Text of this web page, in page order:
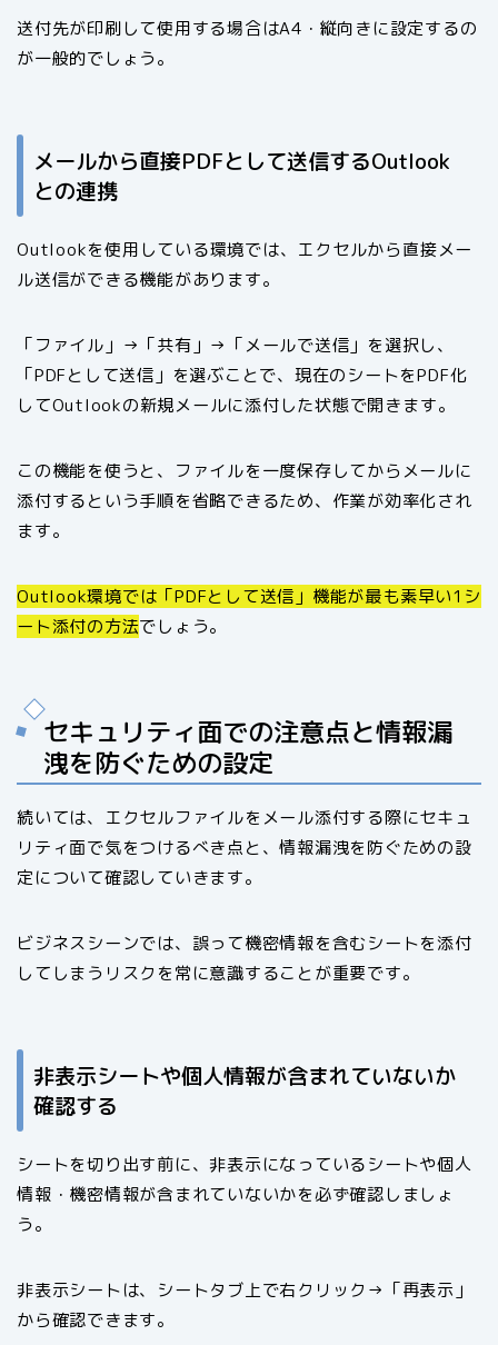
送付先が印刷して使用する場合はA4・縦向きに設定するの
が一般的でしょう。
メールから直接PDFとして送信するOutlook
との連携
Outlookを使用している環境では、エクセルから直接メー
ル送信ができる機能があります。
「ファイル」→「共有」→「メールで送信」を選択し、
「PDFとして送信」を選ぶことで、現在のシートをPDF化
してOutlookの新規メールに添付した状態で開きます。
この機能を使うと、ファイルを一度保存してからメールに
添付するという手順を省略できるため、作業が効率化され
ます。
Outlook環境では「PDFとして送信」機能が最も素早い1シ
ート添付の方法でしょう。
セキュリティ面での注意点と情報漏
洩を防ぐための設定
続いては、エクセルファイルをメール添付する際にセキュ
リティ面で気をつけるべき点と、情報漏洩を防ぐための設
定について確認していきます。
ビジネスシーンでは、誤って機密情報を含むシートを添付
してしまうリスクを常に意識することが重要です。
非表示シートや個人情報が含まれていないか
確認する
シートを切り出す前に、非表示になっているシートや個人
情報・機密情報が含まれていないかを必ず確認しましょ
う。
非表示シートは、シートタブ上で右クリック→「再表示」
から確認できます。